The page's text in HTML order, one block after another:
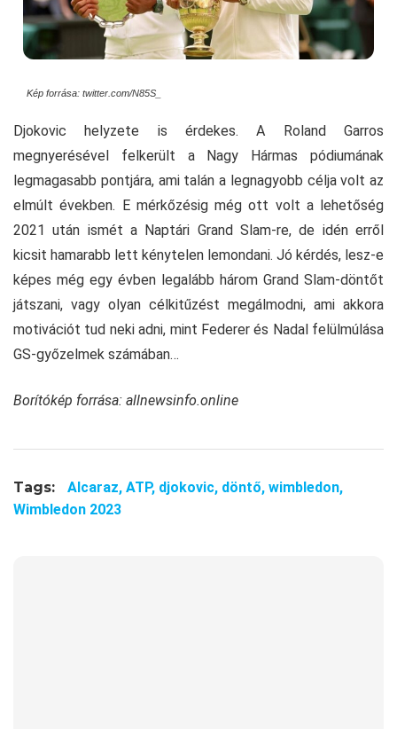
Kép forrása: twitter.com/N85S_
Djokovic helyzete is érdekes. A Roland Garros
megnyerésével felkerült a Nagy Hármas pódiumának
legmagasabb pontjára, ami talán a legnagyobb célja volt az
elmúlt években. E mérkőzésig még ott volt a lehetőség
2021 után ismét a Naptári Grand Slam-re, de idén erről
kicsit hamarabb lett kénytelen lemondani. Jó kérdés, lesz-e
képes még egy évben legalább három Grand Slam-döntőt
játszani, vagy olyan célkitűzést megálmodni, ami akkora
motivációt tud neki adni, mint Federer és Nadal felülmúlása
GS-győzelmek számában…
Borítókép forrása: allnewsinfo.online
Tags: Alcaraz, ATP, djokovic, döntő, wimbledon,
Wimbledon 2023